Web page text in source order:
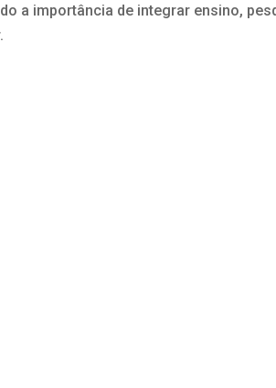
a importância de integrar ensino,